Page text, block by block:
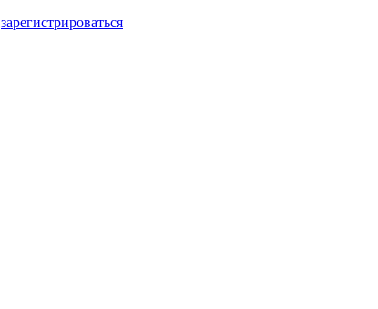
зарегистрироваться